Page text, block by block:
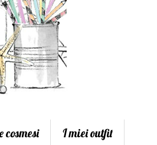
cosmesi
I miei outfit